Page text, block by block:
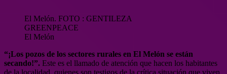
El Melón. FOTO : GENTILEZA
GREENPEACE
El Melón
“¡Los pozos de los sectores rurales en El Melón se están
secando!”. Este es el llamado de atención que hacen los habitantes
de la localidad, quienes son testigos de la crítica situación que viven